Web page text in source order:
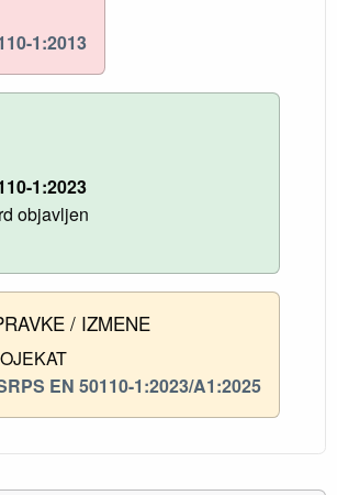
1:2013
1:2023
objavljen
/ IZMENE
EN 50110-1:2023/A1:2025